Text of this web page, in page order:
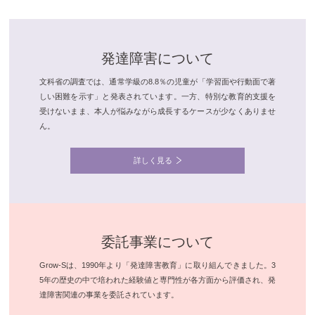
発達障害について
文科省の調査では、通常学級の8.8％の児童が「学習面や行動面で著
しい困難を示す」と発表されています。一方、特別な教育的支援を
受けないまま、本人が悩みながら成長するケースが少なくありませ
ん。
詳しく見る
委託事業について
Grow-Sは、1990年より「発達障害教育」に取り組んできました。3
5年の歴史の中で培われた経験値と専門性が各方面から評価され、発
達障害関連の事業を委託されています。